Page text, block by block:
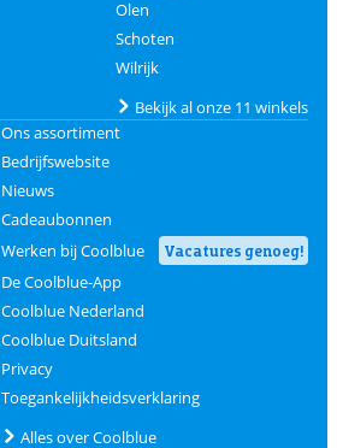
Olen
Schoten
Wilrijk
Bekijk al onze 11 winkels
Ons assortiment
Bedrijfswebsite
Nieuws
Cadeaubonnen
Werken bij Coolblue
Vacatures genoeg!
De Coolblue-App
Coolblue Nederland
Coolblue Duitsland
Privacy
Toegankelijkheidsverklaring
Alles over Coolblue